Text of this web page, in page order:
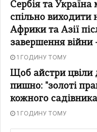
Сербія та Україна
спільно виходити
Африки та Азії
завершення війни
1 ГОДИНУ ТОМУ
Щоб айстри цвіли
пишно: "золоті
кожного
1 ГОДИНУ ТОМУ